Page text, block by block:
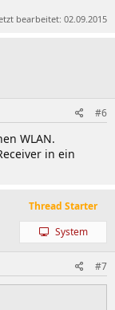
bearbeitet: 02.09.2015
#6
WLAN.
in ein
Thread Starter
System
#7